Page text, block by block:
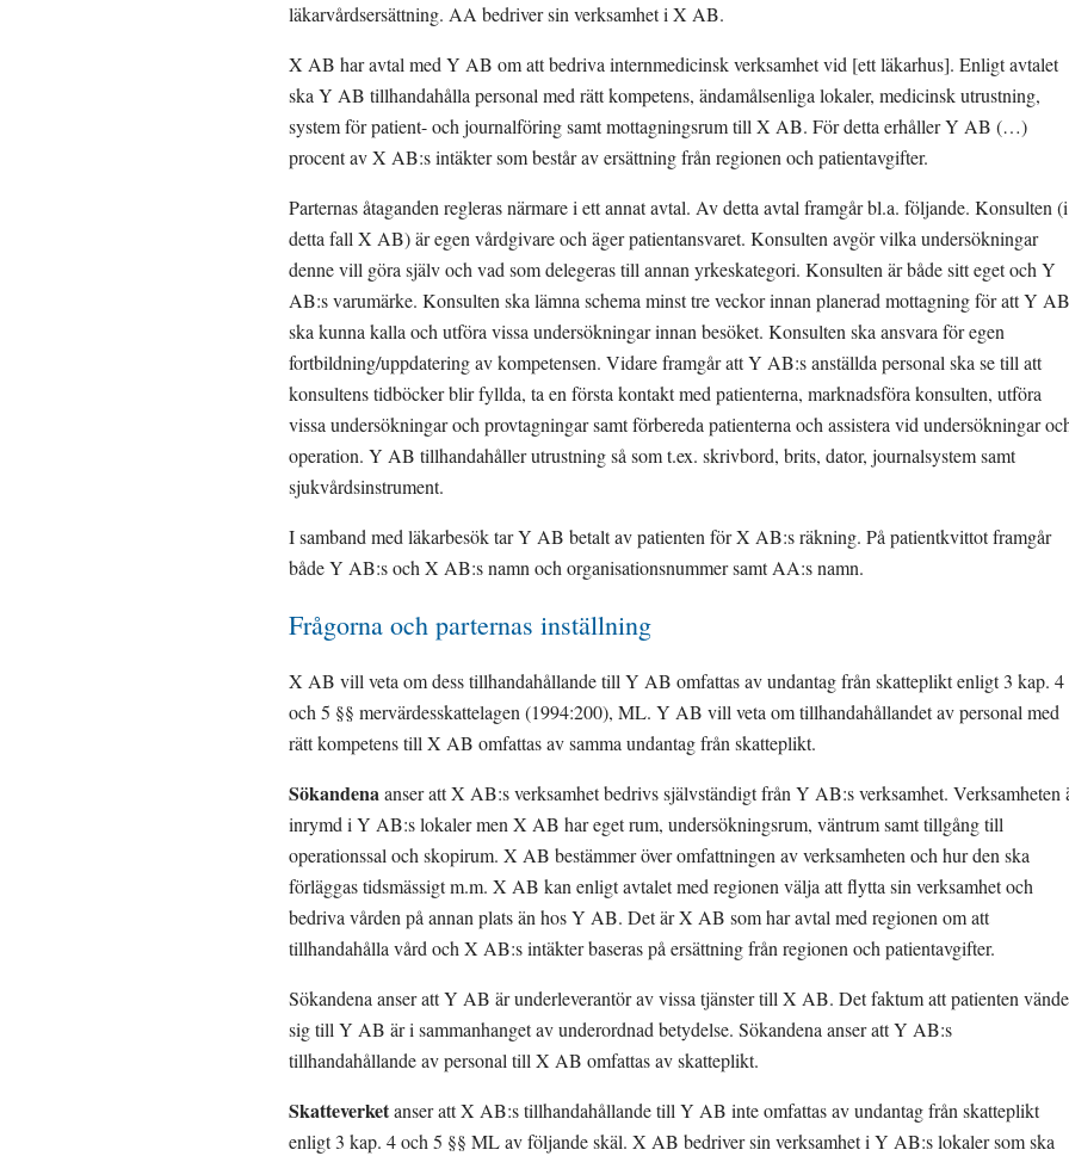
läkarvårdsersättning. AA bedriver sin verksamhet i X AB.
X AB har avtal med Y AB om att bedriva internmedicinsk verksamhet vid [ett läkarhus]. Enligt avtalet
ska Y AB tillhandahålla personal med rätt kompetens, ändamålsenliga lokaler, medicinsk utrustning,
system för patient- och journalföring samt mottagningsrum till X AB. För detta erhåller Y AB (…)
procent av X AB:s intäkter som består av ersättning från regionen och patientavgifter.
Parternas åtaganden regleras närmare i ett annat avtal. Av detta avtal framgår bl.a. följande. Konsulten (i
detta fall X AB) är egen vårdgivare och äger patientansvaret. Konsulten avgör vilka undersökningar
denne vill göra själv och vad som delegeras till annan yrkeskategori. Konsulten är både sitt eget och Y
AB:s varumärke. Konsulten ska lämna schema minst tre veckor innan planerad mottagning för att Y AB
ska kunna kalla och utföra vissa undersökningar innan besöket. Konsulten ska ansvara för egen
fortbildning/uppdatering av kompetensen. Vidare framgår att Y AB:s anställda personal ska se till att
konsultens tidböcker blir fyllda, ta en första kontakt med patienterna, marknadsföra konsulten, utföra
vissa undersökningar och provtagningar samt förbereda patienterna och assistera vid undersökningar
operation. Y AB tillhandahåller utrustning så som t.ex. skrivbord, brits, dator, journalsystem samt
sjukvårdsinstrument.
I samband med läkarbesök tar Y AB betalt av patienten för X AB:s räkning. På patientkvittot framgår
både Y AB:s och X AB:s namn och organisationsnummer samt AA:s namn.
Frågorna och parternas inställning
X AB vill veta om dess tillhandahållande till Y AB omfattas av undantag från skatteplikt enligt 3 kap. 4
och 5 §§ mervärdesskattelagen (1994:200), ML. Y AB vill veta om tillhandahållandet av personal med
rätt kompetens till X AB omfattas av samma undantag från skatteplikt.
Sökandena anser att X AB:s verksamhet bedrivs självständigt från Y AB:s verksamhet. Verksamheten
inrymd i Y AB:s lokaler men X AB har eget rum, undersökningsrum, väntrum samt tillgång till
operationssal och skopirum. X AB bestämmer över omfattningen av verksamheten och hur den ska
förläggas tidsmässigt m.m. X AB kan enligt avtalet med regionen välja att flytta sin verksamhet och
bedriva vården på annan plats än hos Y AB. Det är X AB som har avtal med regionen om att
tillhandahålla vård och X AB:s intäkter baseras på ersättning från regionen och patientavgifter.
Sökandena anser att Y AB är underleverantör av vissa tjänster till X AB. Det faktum att patienten
sig till Y AB är i sammanhanget av underordnad betydelse. Sökandena anser att Y AB:s
tillhandahållande av personal till X AB omfattas av skatteplikt.
Skatteverket anser att X AB:s tillhandahållande till Y AB inte omfattas av undantag från skatteplikt
enligt 3 kap. 4 och 5 §§ ML av följande skäl. X AB bedriver sin verksamhet i Y AB:s lokaler som ska